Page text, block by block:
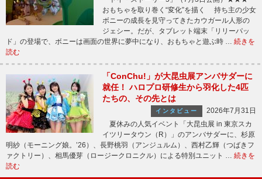
おもちゃを取り巻く“変化”を描く 持ち主の少女
ボニーの成長を見守ってきたカウガール人形の
ジェシー。だが、タブレット端末「リリーパッ
ド」の登場で、ボニーは画面の世界に夢中になり、おもちゃと遊ぶ時 … 続きを
読む
「ConChu!」が大昆虫展アンバサダーに
就任！ ハロプロ研修生から羽化した4匹
たちの、その先とは
インタビュー
2026年7月31日
夏休みの人気イベント「大昆虫展 in 東京スカ
イツリータウン（R）」のアンバサダーに、杉原
明紗（モーニング娘。’26）、長野桃羽（アンジュルム）、西村乙輝（つばきフ
ァクトリー）、相馬優芽（ロージークロニクル）による特別ユニット … 続きを
読む